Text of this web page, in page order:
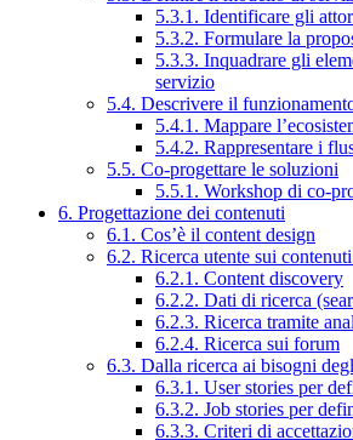
5.3.1. Identificare gli
5.3.2. Formulare la
5.3.3. Inquadrare gli
servizio
5.4. Descrivere il
5.4.1. Mappare
5.4.2. Rappresentare i
5.5. Co-progettare le soluzioni
5.5.1. Workshop di co-
6. Progettazione dei contenuti
6.1. Cos’è il content design
6.2. Ricerca utente sui
6.2.1. Content discovery
6.2.2. Dati di ricerca
6.2.3. Ricerca tramite
6.2.4. Ricerca sui forum
6.3. Dalla ricerca ai bisogni
6.3.1. User stories per
6.3.2. Job stories per
6.3.3. Criteri di